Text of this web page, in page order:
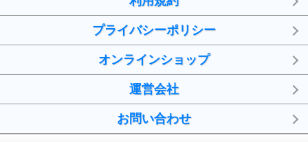
プライバシーポリシー
オンラインショップ
運営会社
お問い合わせ